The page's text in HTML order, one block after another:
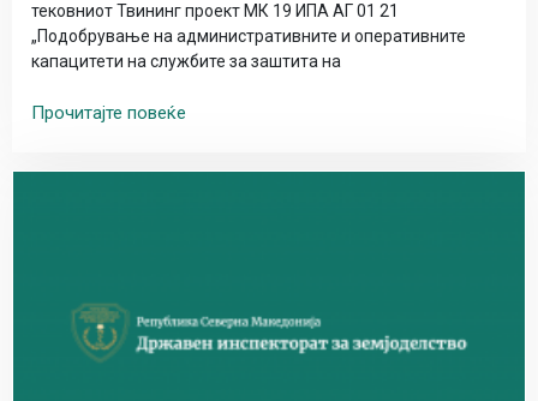
тековниот Твининг проект МК 19 ИПА АГ 01 21
„Подобрување на административните и оперативните
капацитети на службите за заштита на
Прочитајте повеќе